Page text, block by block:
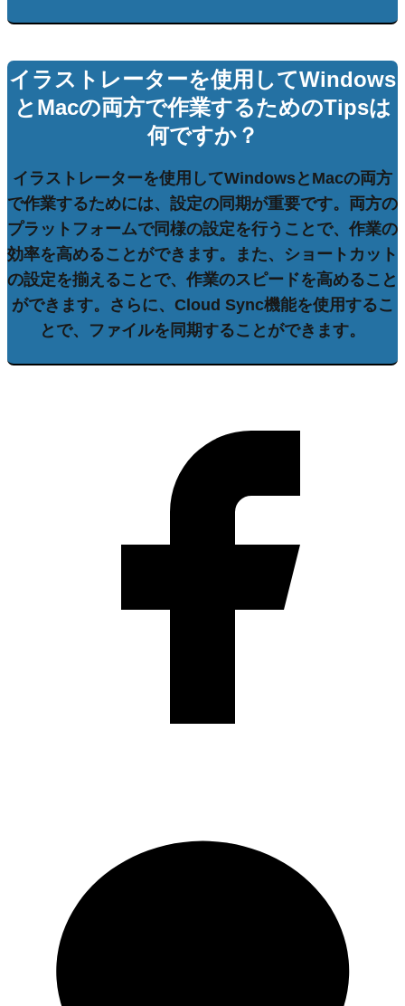
イラストレーターを使用してWindows
とMacの両方で作業するためのTipsは
何ですか？
イラストレーターを使用してWindowsとMacの両方
で作業するためには、 設定の同期が重要です。両方の
プラットフォームで同様の設定を行うことで、作業の
効率を高めることができます。また、 ショートカット
の設定を揃えることで、作業のスピードを高めること
ができます。さらに、 Cloud Sync機能を使用するこ
とで、ファイルを同期することができます。